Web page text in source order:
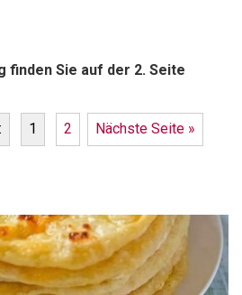
finden Sie auf der 2. Seite
1 2 Nächste Seite »